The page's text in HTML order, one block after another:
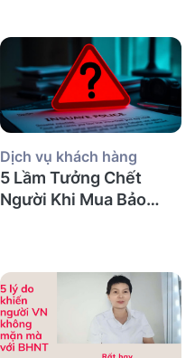
Dịch vụ khách hàng
5 Lầm Tưởng Chết
Người Khi Mua Bảo